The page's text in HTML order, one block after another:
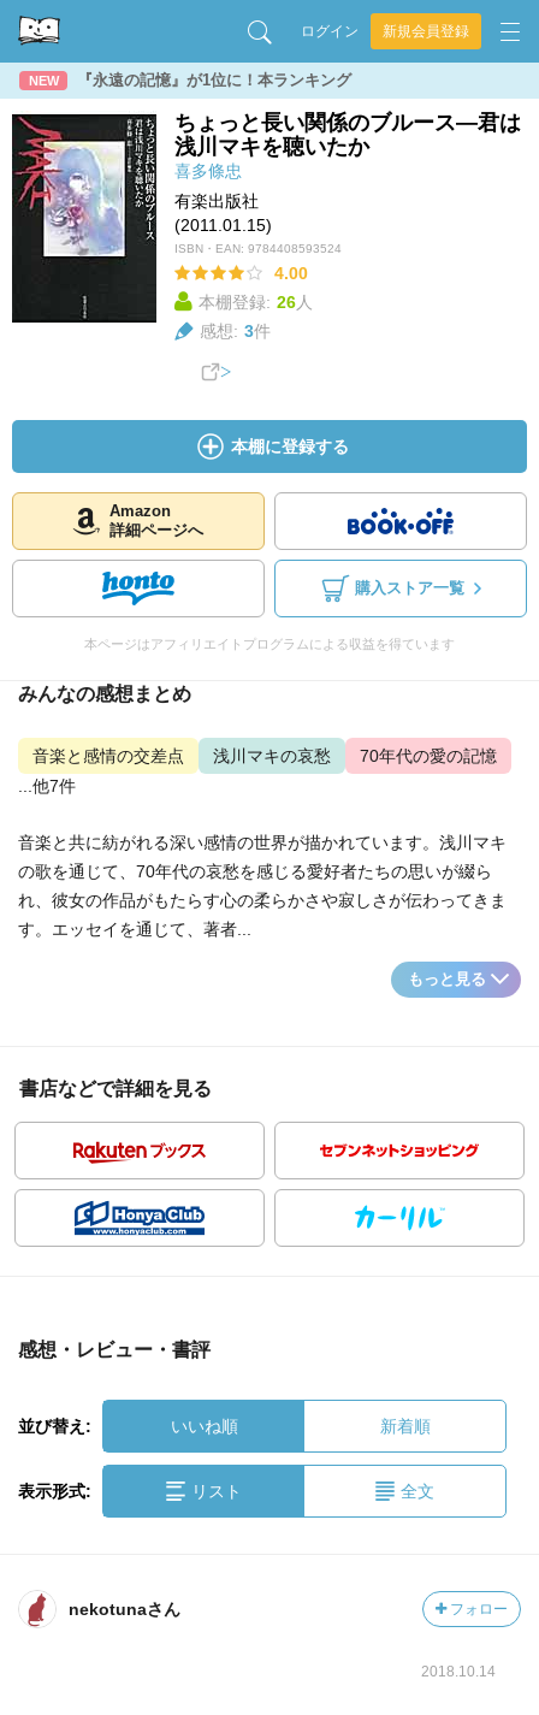
ログイン 新規会員登録
NEW 『永遠の記憶』が1位に！本ランキング
ちょっと長い関係のブルース―君は
浅川マキを聴いたか
喜多條忠
有楽出版社
(2011.01.15)
ISBN・EAN: 9784408593524
4.00
本棚登録: 26人
感想: 3件
本棚に登録する
Amazon
詳細ページへ
購入ストア一覧
本ページはアフィリエイトプログラムによる収益を得ています
みんなの感想まとめ
音楽と感情の交差点 浅川マキの哀愁
70年代の愛の記憶
...他7件
音楽と共に紡がれる深い感情の世界が描かれています。浅川マキ
の歌を通じて、70年代の哀愁を感じる愛好者たちの思いが綴ら
れ、彼女の作品がもたらす心の柔らかさや寂しさが伝わってきま
す。エッセイを通じて、著者...
もっと見る
書店などで詳細を見る
感想・レビュー・書評
並び替え: いいね順 新着順
表示形式: リスト 全文
nekotunaさん フォロー
2018.10.14